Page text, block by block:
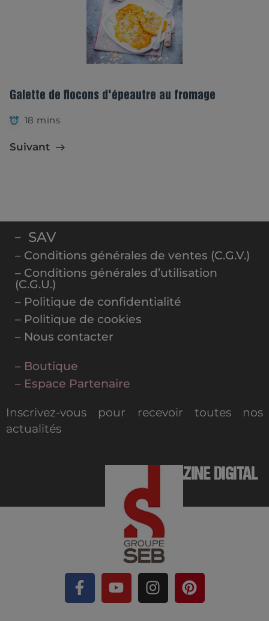
Galette de flocons d'épeautre au fromage
18 mins
Suivant
– SAV
– Conditions générales de ventes (C.G.V.)
– Conditions générales d’utilisation
(C.G.U.)
– Politique de confidentialité
– Politique de cookies
– Nous contacter
– Boutique
– Espace Partenaire
Inscrivez-vous pour recevoir toutes nos
actualités
MAGAZINE DIGITAL